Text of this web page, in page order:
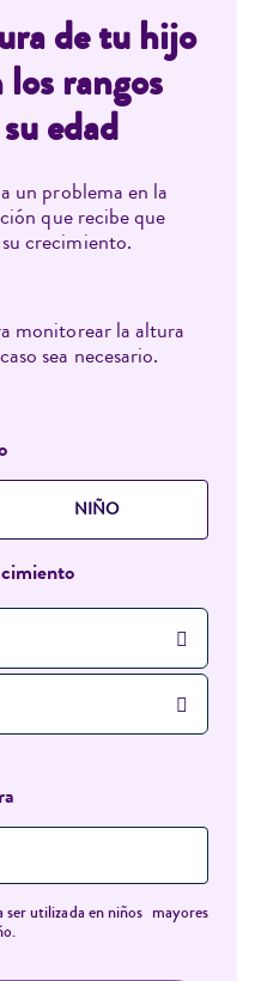
de tu hijo
rangos
edad
un problema en la
que recibe que
crecimiento.
monitorear la altura
sea necesario.
NIÑO
ser utilizada en niños mayores